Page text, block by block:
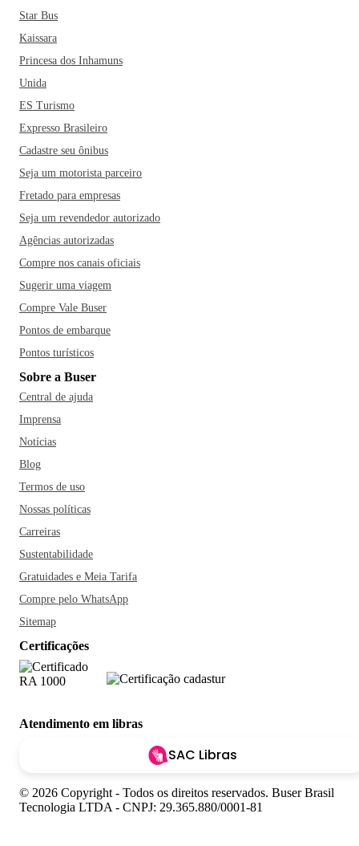
Star Bus
Kaissara
Princesa dos Inhamuns
Unida
ES Turismo
Expresso Brasileiro
Cadastre seu ônibus
Seja um motorista parceiro
Fretado para empresas
Seja um revendedor autorizado
Agências autorizadas
Compre nos canais oficiais
Sugerir uma viagem
Compre Vale Buser
Pontos de embarque
Pontos turísticos
Sobre a Buser
Central de ajuda
Imprensa
Notícias
Blog
Termos de uso
Nossas políticas
Carreiras
Sustentabilidade
Gratuidades e Meia Tarifa
Compre pelo WhatsApp
Sitemap
Certificações
Atendimento em libras
SAC Libras
© 2026 Copyright - Todos os direitos reservados. Buser Brasil
Tecnologia LTDA - CNPJ: 29.365.880/0001-81